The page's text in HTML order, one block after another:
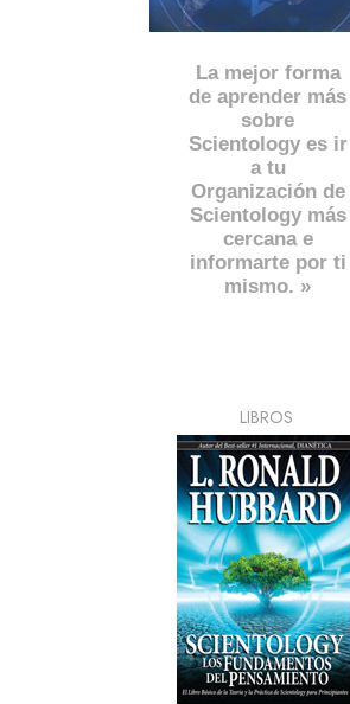
La mejor forma
de aprender más
sobre
Scientology es ir
a tu
Organización de
Scientology más
cercana e
informarte por ti
mismo. »
LIBROS